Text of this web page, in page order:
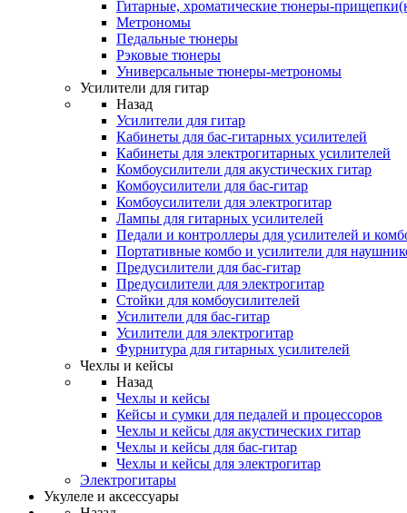
Гитарные, хроматические тюнеры-
Метрономы
Педальные тюнеры
Рэковые тюнеры
Универсальные тюнеры-метрономы
Усилители для гитар
Назад
Усилители для гитар
Кабинеты для бас-гитарных усилителей
Кабинеты для электрогитарных усилителей
Комбоусилители для акустических гитар
Комбоусилители для бас-гитар
Комбоусилители для электрогитар
Лампы для гитарных усилителей
Педали и контроллеры для усилителей и
Портативные комбо и усилители для
Предусилители для бас-гитар
Предусилители для электрогитар
Стойки для комбоусилителей
Усилители для бас-гитар
Усилители для электрогитар
Фурнитура для гитарных усилителей
Чехлы и кейсы
Назад
Чехлы и кейсы
Кейсы и сумки для педалей и процессоров
Чехлы и кейсы для акустических гитар
Чехлы и кейсы для бас-гитар
Чехлы и кейсы для электрогитар
Электрогитары
Укулеле и аксессуары